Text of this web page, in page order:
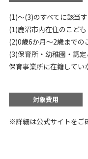
(1)～(3)のすべてに該当
(1)鹿沼市内在住のこども
(2)0歳6か月～2歳までの
(3)保育所・幼稚園・認
保育事業所に在籍してい
対象費用
※詳細は公式サイトをご